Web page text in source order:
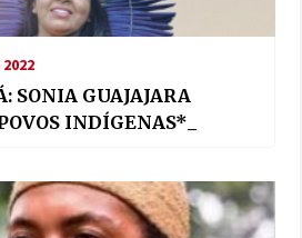
SONIA GUAJAJARA
INDÍGENAS*_